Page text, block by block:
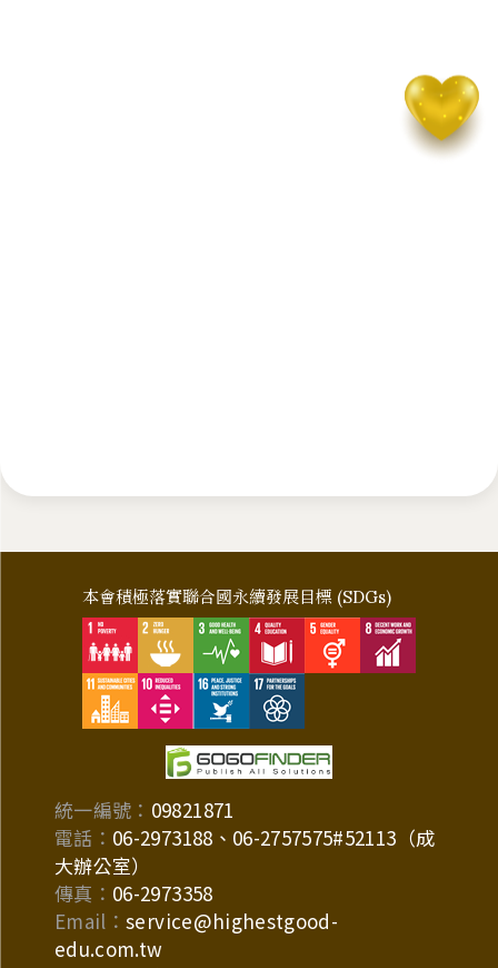
本會積極落實聯合國永續發展目標 (SDGs)
統一編號： 09821871
電話： 06-2973188、06-2757575#52113（成
大辦公室）
傳真： 06-2973358
Email：service@highestgood-
edu.com.tw